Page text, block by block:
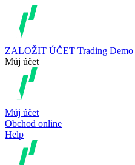
ZALOŽIT ÚČET Trading Demo
Můj účet
Můj účet
Obchod online
Help